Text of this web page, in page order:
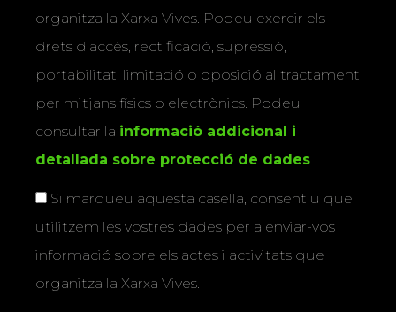
organitza la Xarxa Vives. Podeu exercir els
drets d’accés, rectificació, supressió,
portabilitat, limitació o oposició al tractament
per mitjans físics o electrònics. Podeu
consultar la informació addicional i
detallada sobre protecció de dades.
Si marqueu aquesta casella, consentiu que
utilitzem les vostres dades per a enviar-vos
informació sobre els actes i activitats que
organitza la Xarxa Vives.